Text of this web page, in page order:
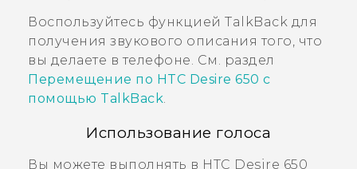
Воспользуйтесь функцией TalkBack для
получения звукового описания того, что
вы делаете в телефоне. См. раздел
Перемещение по HTC Desire 650 с
помощью TalkBack
Использование голоса
Вы можете выполнять в HTC Desire 650